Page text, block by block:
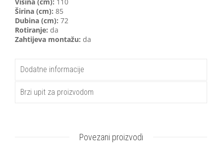
Širina (cm): 85
Dubina (cm): 72
Rotiranje: da
Zahtijeva montažu: da
Dodatne informacije
Brzi upit za proizvodom
Povezani proizvodi